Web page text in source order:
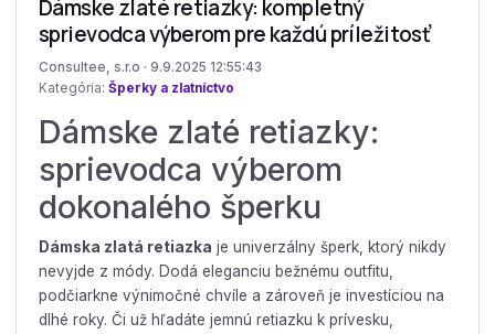
Dámske zlaté retiazky: kompletný
sprievodca výberom pre každú príležitosť
Consultee, s.r.o · 9.9.2025 12:55:43
Kategória: Šperky a zlatníctvo
Dámske zlaté retiazky:
sprievodca výberom
dokonalého šperku
Dámska zlatá retiazka je univerzálny šperk, ktorý nikdy
nevyjde z módy. Dodá eleganciu bežnému outfitu,
podčiarkne výnimočné chvíle a zároveň je investíciou na
dlhé roky. Či už hľadáte jemnú retiazku k prívesku,